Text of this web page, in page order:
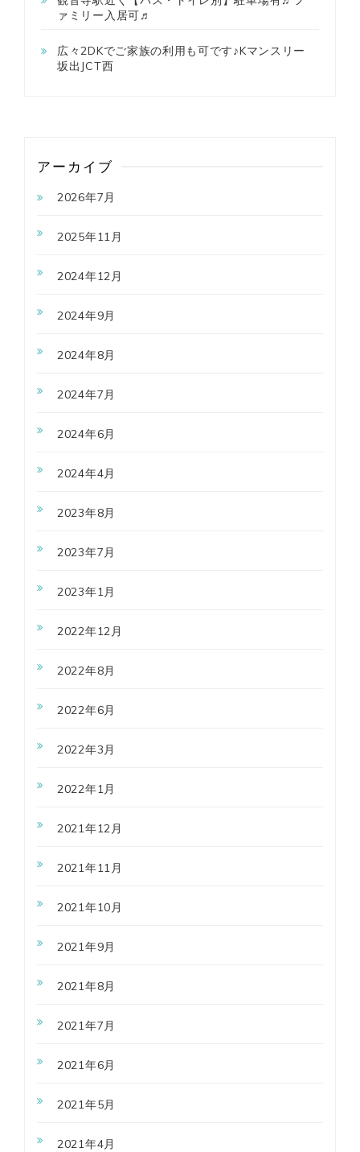
ァミリー入居可♬
広々2DKでご家族の利用も可です♪Kマンスリー
坂出JCT西
アーカイブ
2026年7月
2025年11月
2024年12月
2024年9月
2024年8月
2024年7月
2024年6月
2024年4月
2023年8月
2023年7月
2023年1月
2022年12月
2022年8月
2022年6月
2022年3月
2022年1月
2021年12月
2021年11月
2021年10月
2021年9月
2021年8月
2021年7月
2021年6月
2021年5月
2021年4月